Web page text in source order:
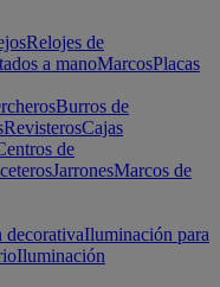
Relojes de
a manoMarcosPlacas
Burros de
RevisterosCajas
de
JarronesMarcos de
Iluminación para
Iluminación